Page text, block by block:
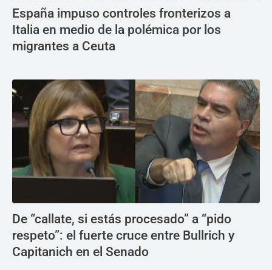
España impuso controles fronterizos a
Italia en medio de la polémica por los
migrantes a Ceuta
De “callate, si estás procesado” a “pido
respeto”: el fuerte cruce entre Bullrich y
Capitanich en el Senado